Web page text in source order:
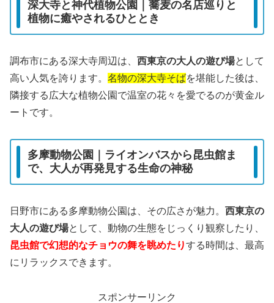
深大寺と神代植物公園｜蕎麦の名店巡りと
植物に癒やされるひととき
調布市にある深大寺周辺は、 西東京の大人の遊び場として
高い人気を誇ります。 名物の深大寺そばを堪能した後は、
隣接する広大な植物公園で温室の花々を愛でるのが黄金ル
ートです。
多摩動物公園｜ライオンバスから昆虫館ま
で、大人が再発見する生命の神秘
日野市にある多摩動物公園は、その広さが魅力。 西東京の
大人の遊び場として、動物の生態をじっくり観察したり、
昆虫館で幻想的なチョウの舞を眺めたりする時間は、最高
にリラックスできます。
スポンサーリンク